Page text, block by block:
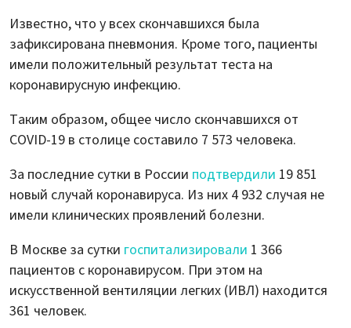
Известно, что у всех скончавшихся была
зафиксирована пневмония. Кроме того, пациенты
имели положительный результат теста на
коронавирусную инфекцию.
Таким образом, общее число скончавшихся от
COVID-19 в столице составило 7 573 человека.
За последние сутки в России подтвердили 19 851
новый случай коронавируса. Из них 4 932 случая не
имели клинических проявлений болезни.
В Москве за сутки госпитализировали 1 366
пациентов с коронавирусом. При этом на
искусственной вентиляции легких (ИВЛ) находится
361 человек.